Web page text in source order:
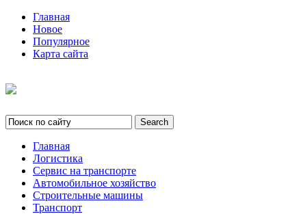
Главная
Новое
Популярное
Карта сайта
Главная
Логистика
Сервис на транспорте
Автомобильное хозяйство
Строительные машины
Транспорт